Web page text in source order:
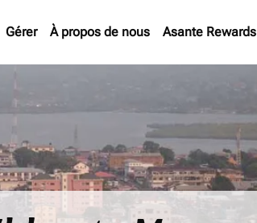
Gérer À propos de nous Asante Rewards